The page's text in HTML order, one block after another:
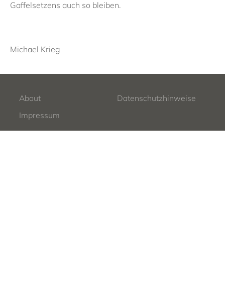
Gaffelsetzens auch so bleiben.
Michael Krieg
About
Datenschutzhinweise
Impressum